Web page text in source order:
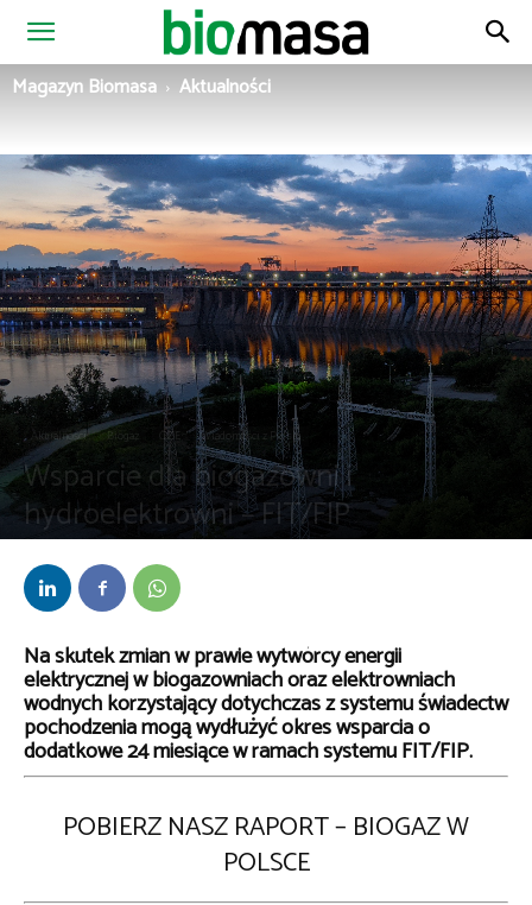
Magazyn
Magazyn Biomasa Aktualności
Aktualności Biogaz OZE Wiadomości z Polski
Wsparcie dla biogazowni i
hydroelektrowni – FIT/FIP
Na skutek zmian w prawie wytwórcy energii
elektrycznej w biogazowniach oraz elektrowniach
wodnych korzystający dotychczas z systemu świadectw
pochodzenia mogą wydłużyć okres wsparcia o
dodatkowe 24 miesiące w ramach systemu FIT/FIP.
POBIERZ NASZ RAPORT – BIOGAZ W
POLSCE